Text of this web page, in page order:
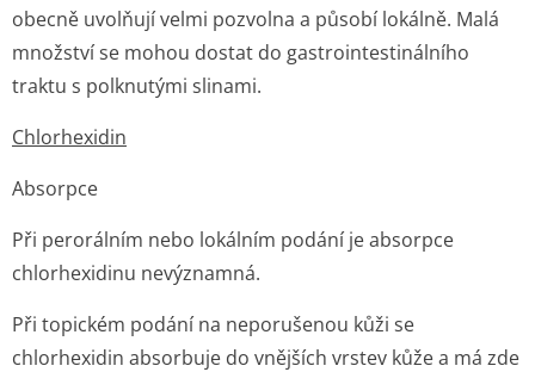
obecně uvolňují velmi pozvolna a působí lokálně. Malá
množství se mohou dostat do gastrointesti­nálního
traktu s polknutými slinami.
Chlorhexidin
Absorpce
Při perorálním nebo lokálním podání je absorpce
chlorhexidinu nevýznamná.
Při topickém podání na neporušenou kůži se
chlorhexidin absorbuje do vnějších vrstev kůže a má zde